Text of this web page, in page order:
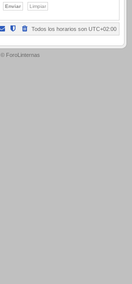
Todos los horarios son UTC+02:00
© ForoLinternas